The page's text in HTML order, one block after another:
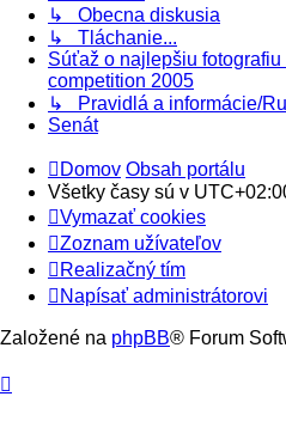
↳ Obecna diskusia
↳ Tláchanie...
Súťaž o najlepšiu
competition 2005
↳ Pravidlá a informácie/
Senát
Domov Obsah portálu
Všetky časy sú v
Vymazať cookies
Zoznam užívateľov
Realizačný tím
Napísať administrátorovi
Založené na phpBB® Forum